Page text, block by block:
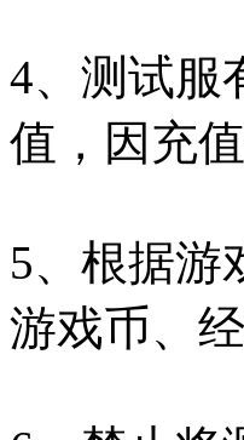
4、测试服
值，因充
5、根据游
游戏币、